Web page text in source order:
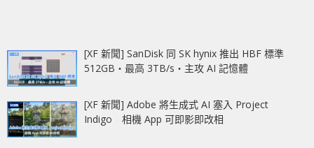
[XF 新聞] SanDisk 同 SK hynix 推出 HBF 標準
512GB‧最高 3TB/s‧主攻 AI 記憶體
[XF 新聞] Adobe 將生成式 AI 塞入 Project
Indigo 相機 App 可即影即改相